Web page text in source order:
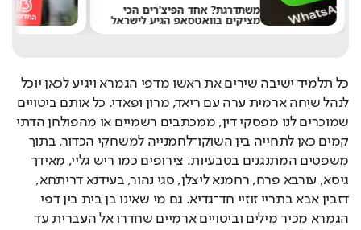
אחרי 24 שנה: הפרשן הוותיק עוזב
את חדשות 13
כל תלמיד ישיבה שירים את ראשו מדפי הגמרא ויגיע לכאן יוכל
לנהל שיחה ארמית ערה עם ריאד, מרון ופאדי. כל אותם ביטויים
שמוכרים לנו מפסקי דין, ממכתבים רשמיים או מהפולחן הדתי
קמים כאן לתחייה בין השוקו־לחמנייה למשחקי הכדור, בתוך
משפטים המתנגנים בטבעיות. צירופים כמו ריש גליי, מאידך
גיסא, עורבא פרח, רחמנא ליצלן, סגי נהור, בעידנא דריתחא,
דזבין אבא בתריי זוזיי חד־גדיא. גם מי שאינו בן בית בין דפי
הגמרא מכיר מילים וביטויים ארמיים שחדרו אל העברית עד